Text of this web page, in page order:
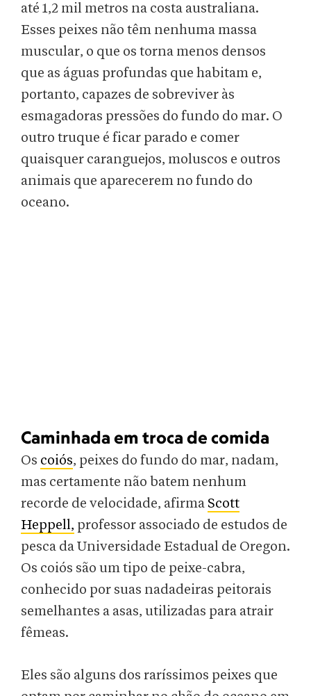
até 1,2 mil metros na costa australiana.
Esses peixes não têm nenhuma massa
muscular, o que os torna menos densos
que as águas profundas que habitam e,
portanto, capazes de sobreviver às
esmagadoras pressões do fundo do mar. O
outro truque é ficar parado e comer
quaisquer caranguejos, moluscos e outros
animais que aparecerem no fundo do
oceano.
Caminhada em troca de comida
Os coiós, peixes do fundo do mar, nadam,
mas certamente não batem nenhum
recorde de velocidade, afirma Scott
Heppell, professor associado de estudos de
pesca da Universidade Estadual de Oregon.
Os coiós são um tipo de peixe-cabra,
conhecido por suas nadadeiras peitorais
semelhantes a asas, utilizadas para atrair
fêmeas.
Eles são alguns dos raríssimos peixes que